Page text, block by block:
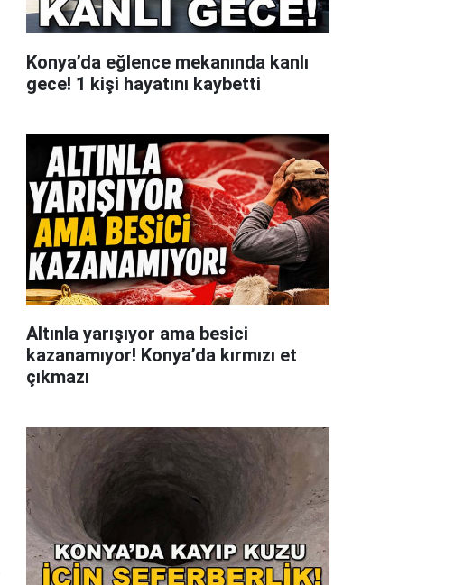
Konya’da eğlence mekanında kanlı
gece! 1 kişi hayatını kaybetti
Altınla yarışıyor ama besici
kazanamıyor! Konya’da kırmızı et
çıkmazı